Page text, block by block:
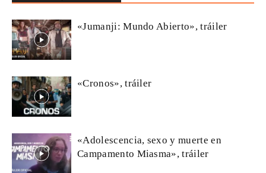
«Jumanji: Mundo Abierto», tráiler
«Cronos», tráiler
«Adolescencia, sexo y muerte en
Campamento Miasma», tráiler